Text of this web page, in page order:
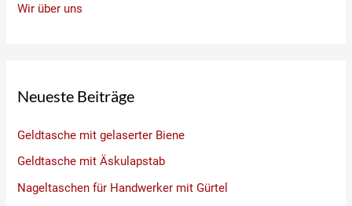
Wir über uns
Neueste Beiträge
Geldtasche mit gelaserter Biene
Geldtasche mit Äskulapstab
Nageltaschen für Handwerker mit Gürtel